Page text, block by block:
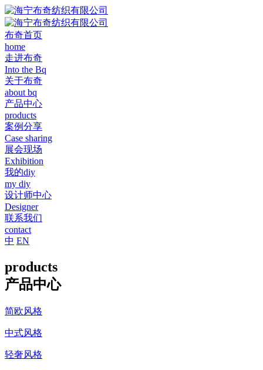
布奇首页
home
走进布奇
Into the Bq
关于布奇
about bq
产品中心
products
案例分享
Case sharing
展会现场
Exhibition
我的diy
my diy
设计师中心
Designer
联系我们
contact
中 EN
products
产品中心
简欧风格
中式风格
轻奢风格